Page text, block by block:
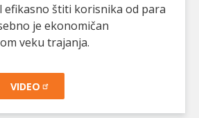
efikasno štiti korisnika od para
je ekonomičan
veku trajanja.
VIDEO